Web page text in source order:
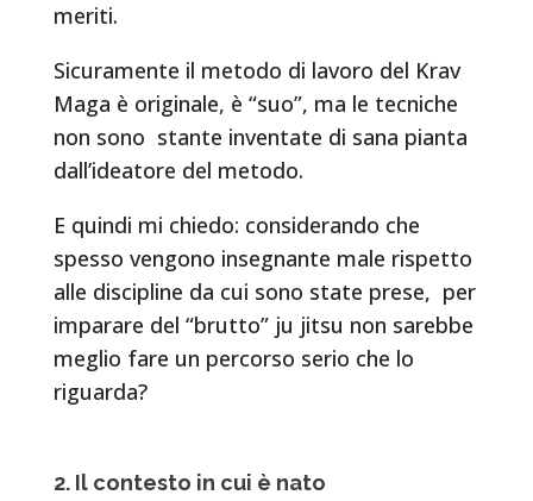
meriti.
Sicuramente il metodo di lavoro del Krav
Maga è originale, è “suo”, ma le tecniche
non sono stante inventate di sana pianta
dall’ideatore del metodo.
E quindi mi chiedo: considerando che
spesso vengono insegnante male rispetto
alle discipline da cui sono state prese, per
imparare del “brutto” ju jitsu non sarebbe
meglio fare un percorso serio che lo
riguarda?
2. Il contesto in cui è nato